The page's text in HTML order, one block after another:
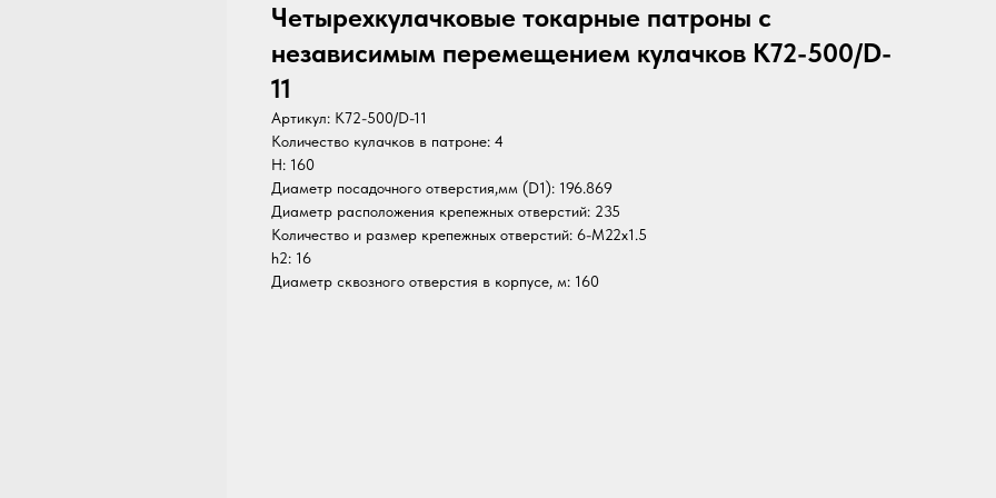
Четырехкулачковые токарные патроны с
независимым перемещением кулачков K72-500/D-
11
Артикул: K72-500/D-11
Количество кулачков в патроне: 4
H: 160
Диаметр посадочного отверстия,мм (D1): 196.869
Диаметр расположения крепежных отверстий: 235
Количество и размер крепежных отверстий: 6-M22х1.5
h2: 16
Диаметр сквозного отверстия в корпусе, м: 160